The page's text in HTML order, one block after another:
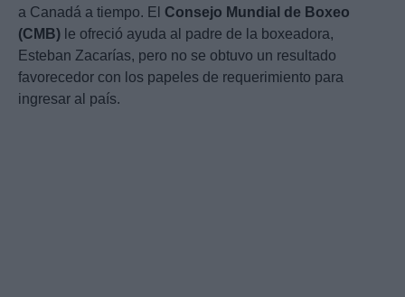
a Canadá a tiempo. El Consejo Mundial de Boxeo
(CMB) le ofreció ayuda al padre de la boxeadora,
Esteban Zacarías, pero no se obtuvo un resultado
favorecedor con los papeles de requerimiento para
ingresar al país.